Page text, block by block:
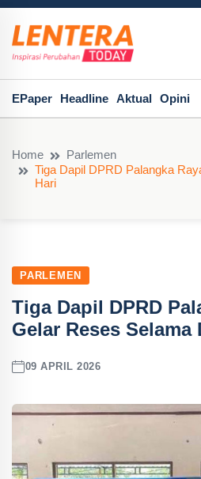
EPaper Headline Aktual Opini
Home
Parlemen
Tiga Dapil DPRD Palangka
Hari
PARLEMEN
Tiga Dapil DPRD
Gelar Reses Selama
09 APRIL 2026